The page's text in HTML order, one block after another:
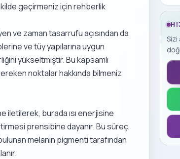
geçirmeniz için rehberlik
ve zaman tasarrufu açısından da
ve tüy yapılarına uygun
yükseltmiştir. Bu kapsamlı
noktalar hakkında bilmeniz
iletilerek, burada ısı enerjisine
prensibine dayanır. Bu süreç,
bulunan melanin pigmenti tarafından
Sizi